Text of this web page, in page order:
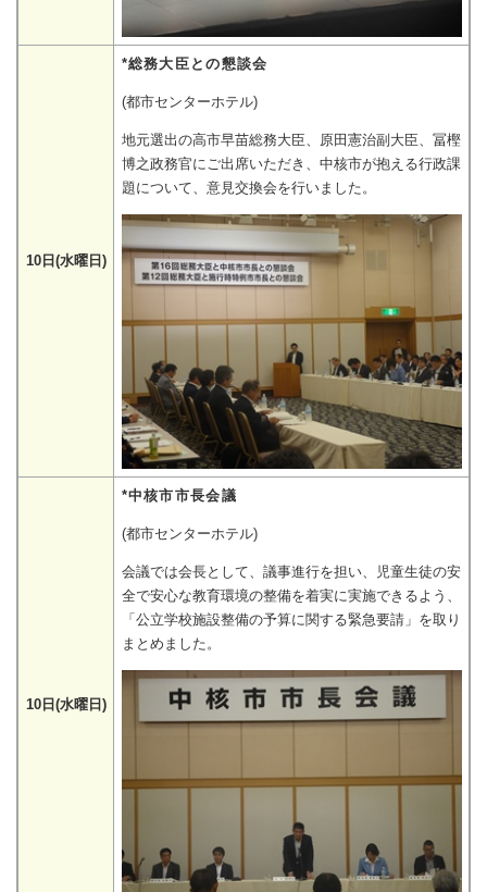
10日(水曜日)
*総務大臣との懇談会
(都市センターホテル)
地元選出の高市早苗総務大臣、原田憲治副大臣、冨樫
博之政務官にご出席いただき、中核市が抱える行政課
題について、意見交換会を行いました。
10日(水曜日)
*中核市市長会議
(都市センターホテル)
会議では会長として、議事進行を担い、児童生徒の安
全で安心な教育環境の整備を着実に実施できるよう、
「公立学校施設整備の予算に関する緊急要請」を取り
まとめました。